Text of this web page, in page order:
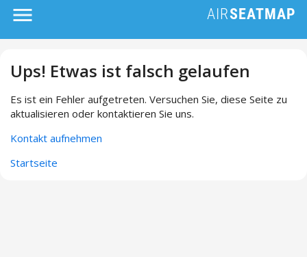
Ups! Etwas ist falsch gelaufen
Es ist ein Fehler aufgetreten. Versuchen Sie, diese Seite zu
aktualisieren oder kontaktieren Sie uns.
Kontakt aufnehmen
Startseite